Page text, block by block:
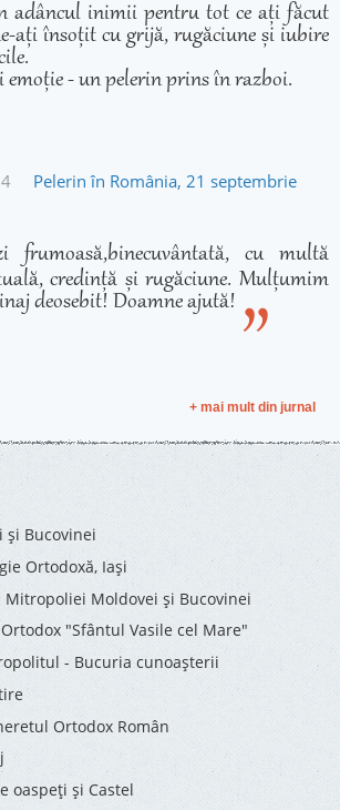
adâncul inimii pentru tot ce ați făcut
ați însoțit cu grijă, rugăciune și iubire
emoție - un pelerin prins în razboi.
Pelerin în România, 21 septembrie
cu multă
credință și rugăciune. Mulțumim
deosebit! Doamne ajută!
+ mai mult din jurnal
și Bucovinei
Ortodoxă, Iaşi
Moldovei și Bucovinei
"Sfântul Vasile cel Mare"
- Bucuria cunoaşterii
Ortodox Român
oaspeţi şi Castel